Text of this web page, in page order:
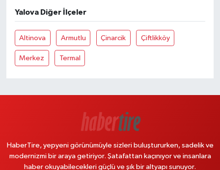
Yalova Diğer İlçeler
Altinova Armutlu Çinarcik Çiftlikköy
Merkez Termal
HaberTire, yepyeni görünümüyle sizleri buluştururken, sadelik ve
modernizmi bir araya getiriyor. Şatafattan kaçınıyor ve insanlara
haber okuyabilecekleri güçlü ve şık bir altyapı sunuyor.